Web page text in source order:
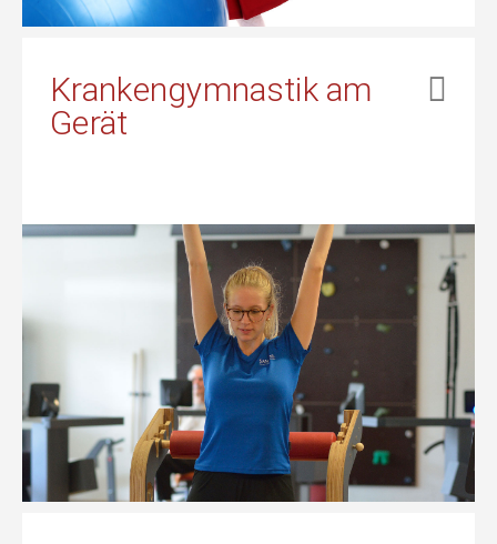
Krankengymnastik am
Gerät